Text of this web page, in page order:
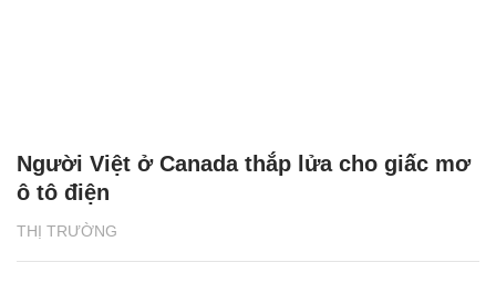
THỊ TRƯỜNG
Người Việt ở Canada thắp lửa cho giấc mơ
ô tô điện